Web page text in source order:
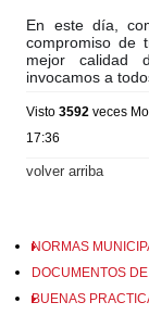
En este día,
compromiso de
mejor calidad
invocamos a
Visto3592 veces
17:36
volver arriba
NORMAS
DOCUMENTOS
BUENAS